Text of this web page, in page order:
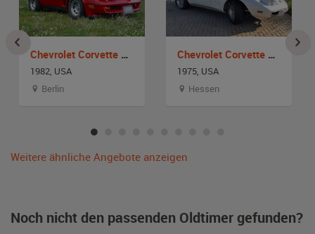
Chevrolet Corvette C3
1982, USA
Berlin
Chevrolet Corvette C3
1975, USA
Hessen
Weitere ähnliche Angebote anzeigen
Noch nicht den passenden Oldtimer gefunden?